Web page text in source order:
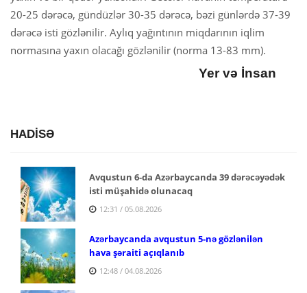
20-25 dərəcə, gündüzlər 30-35 dərəcə, bəzi günlərdə 37-39
dərəcə isti gözlənilir. Aylıq yağıntının miqdarının iqlim
normasına yaxın olacağı gözlənilir (norma 13-83 mm).
Yer və İnsan
HADİSƏ
Avqustun 6-da Azərbaycanda 39 dərəcəyədək
isti müşahidə olunacaq
12:31 / 05.08.2026
Azərbaycanda avqustun 5-nə gözlənilən
hava şəraiti açıqlanıb
12:48 / 04.08.2026